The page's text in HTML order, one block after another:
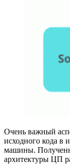
Очень важный
исходного кода в
машины.
архитектуры ЦП